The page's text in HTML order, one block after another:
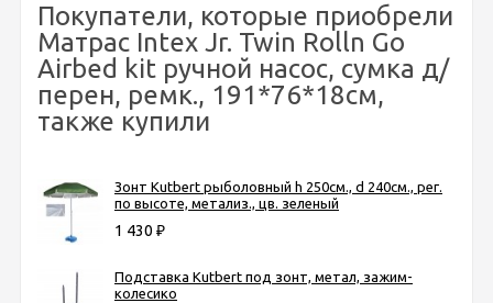
Покупатели, которые приобрели
Матрас Intex Jr. Twin Rolln Go
Airbed kit ручной насос, сумка д/
перен, ремк., 191*76*18см,
также купили
Зонт Kutbert рыболовный h 250см., d 240см., рег.
по высоте, метализ., цв. зеленый
1 430 ₽
Подставка Kutbert под зонт, метал, зажим-
колесико